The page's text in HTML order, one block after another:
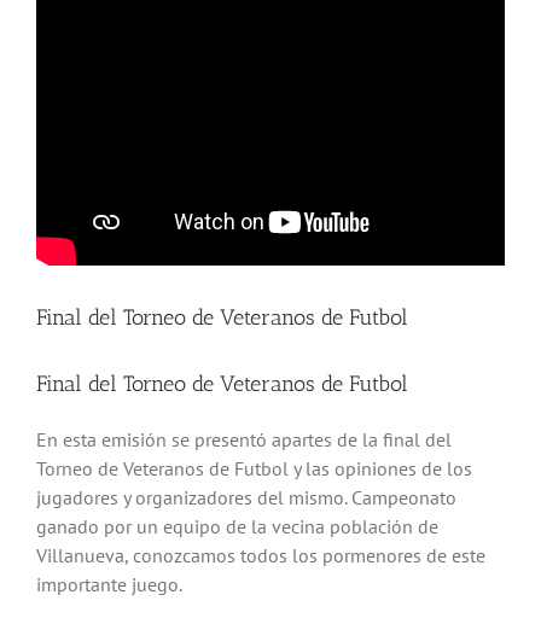
Final del Torneo de Veteranos de Futbol
Final del Torneo de Veteranos de Futbol
En esta emisión se presentó apartes de la final del
Torneo de Veteranos de Futbol y las opiniones de los
jugadores y organizadores del mismo. Campeonato
ganado por un equipo de la vecina población de
Villanueva, conozcamos todos los pormenores de este
importante juego.